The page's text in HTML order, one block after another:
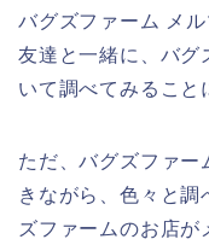
バグズファーム メ
友達と一緒に、バグ
いて調べてみること
ただ、バグズファー
きながら、色々と
ズファームのお店